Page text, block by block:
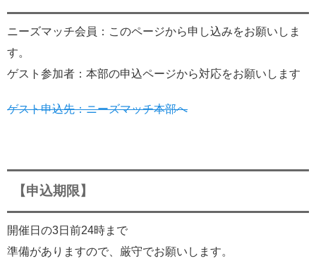
ニーズマッチ会員：このページから申し込みをお願いしま
す。
ゲスト参加者：本部の申込ページから対応をお願いします
ゲスト申込先：ニーズマッチ本部へ
【申込期限】
開催日の3日前24時まで
準備がありますので、厳守でお願いします。